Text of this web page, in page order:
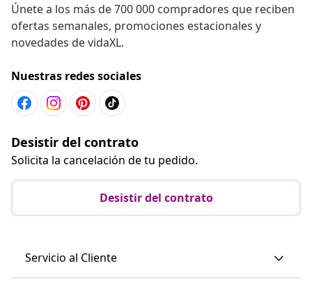
Únete a los más de 700 000 compradores que reciben
ofertas semanales, promociones estacionales y
novedades de vidaXL.
Nuestras redes sociales
Desistir del contrato
Solicita la cancelación de tu pedido.
Desistir del contrato
Servicio al Cliente